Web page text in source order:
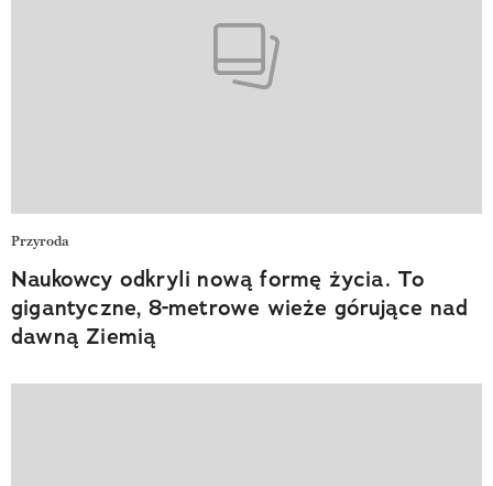
Przyroda
Naukowcy odkryli nową formę życia. To
gigantyczne, 8-metrowe wieże górujące nad
dawną Ziemią